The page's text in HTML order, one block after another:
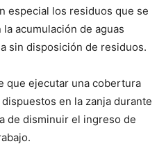
especial los residuos que se
acumulación de aguas
sin disposición de residuos.
que ejecutar una cobertura
en la zanja durante
de disminuir el ingreso de